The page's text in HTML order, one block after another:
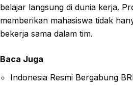
belajar langsung di dunia kerja.
memberikan mahasiswa tidak
bekerja sama dalam tim.
Baca Juga
Indonesia Resmi Bergabung